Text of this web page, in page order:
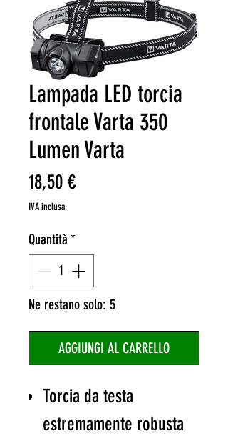
Lampada LED torcia
frontale Varta 350
Lumen Varta
18,50 €Prezzo
IVA inclusa
Quantità *
Ne restano solo: 5
AGGIUNGI AL CARRELLO
Torcia da testa
estremamente robusta